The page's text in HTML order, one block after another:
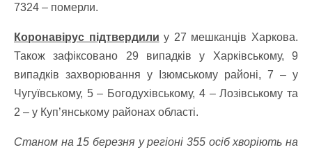
7324 – померли.
Коронавірус підтвердили у 27 мешканців Харкова.
Також зафіксовано 29 випадків у Харківському, 9
випадків захворювання у Ізюмському районі, 7 – у
Чугуївському, 5 – Богодухівському, 4 – Лозівському та
2 – у Куп’янському районах області.
Станом на 15 березня у регіоні 355 осіб хворіють на